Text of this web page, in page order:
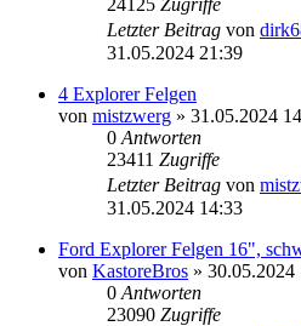
Letzter Beitrag von
31.05.2024 21:39
4 Explorer Felgen
von mistzwerg » 31.05.2024
0 Antworten
23411 Zugriffe
Letzter Beitrag von
31.05.2024 14:33
Ford Explorer Felgen 16",
von KastoreBros » 30.05.2024
0 Antworten
23090 Zugriffe